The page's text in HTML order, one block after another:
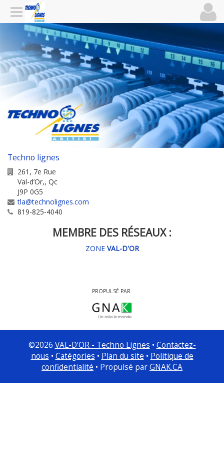
Techno lignes
261, 7e Rue
Val-d’Or,, Qc
J9P 0G5
tla@technolignes.com
819-825-4040
MEMBRE DES RÉSEAUX :
ZONE VAL-D'OR
PROPULSÉ PAR
©2026 VAL-D'OR - Techno Lignes • Contactez-
nous • Catégories • Plan du site • Politique de
confidentialité • Propulsé parGNAK.CA